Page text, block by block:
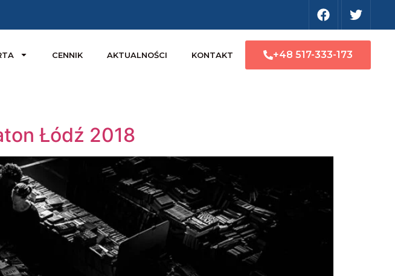
CENNIK AKTUALNOŚCI KONTAKT +48 517-333-173
Łódź 2018